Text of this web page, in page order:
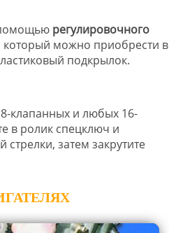
помощью регулировочного
который можно приобрести в
подкрылок.
клапанных и любых 16-
в ролик спецключ и
затем закрутите